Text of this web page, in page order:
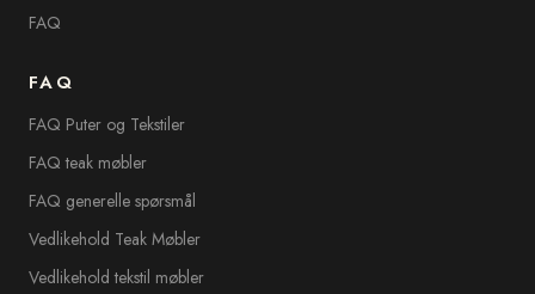
FAQ
FAQ
FAQ Puter og Tekstiler
FAQ teak møbler
FAQ generelle spørsmål
Vedlikehold Teak Møbler
Vedlikehold tekstil møbler